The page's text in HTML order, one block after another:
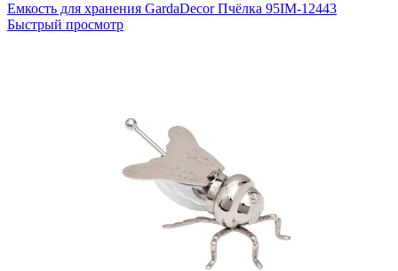
Емкость для хранения GardaDecor Пчёлка 95IM-12443
Быстрый просмотр